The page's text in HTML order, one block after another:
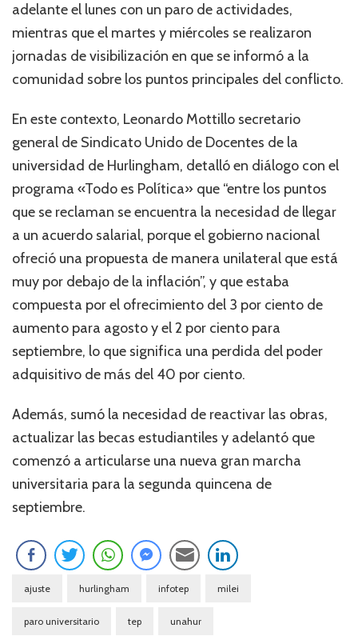
adelante el lunes con un paro de actividades,
mientras que el martes y miércoles se realizaron
jornadas de visibilización en que se informó a la
comunidad sobre los puntos principales del conflicto.
En este contexto, Leonardo Mottillo secretario
general de Sindicato Unido de Docentes de la
universidad de Hurlingham, detalló en diálogo con el
programa «Todo es Política» que “entre los puntos
que se reclaman se encuentra la necesidad de llegar
a un acuerdo salarial, porque el gobierno nacional
ofreció una propuesta de manera unilateral que está
muy por debajo de la inflación”, y que estaba
compuesta por el ofrecimiento del 3 por ciento de
aumento para agosto y el 2 por ciento para
septiembre, lo que significa una perdida del poder
adquisitivo de más del 40 por ciento.
Además, sumó la necesidad de reactivar las obras,
actualizar las becas estudiantiles y adelantó que
comenzó a articularse una nueva gran marcha
universitaria para la segunda quincena de
septiembre.
ajuste hurlingham infotep milei
paro universitario tep unahur